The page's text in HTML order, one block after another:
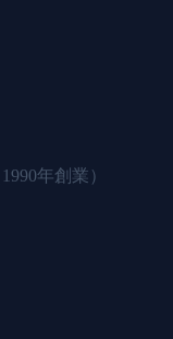
1990年創業）